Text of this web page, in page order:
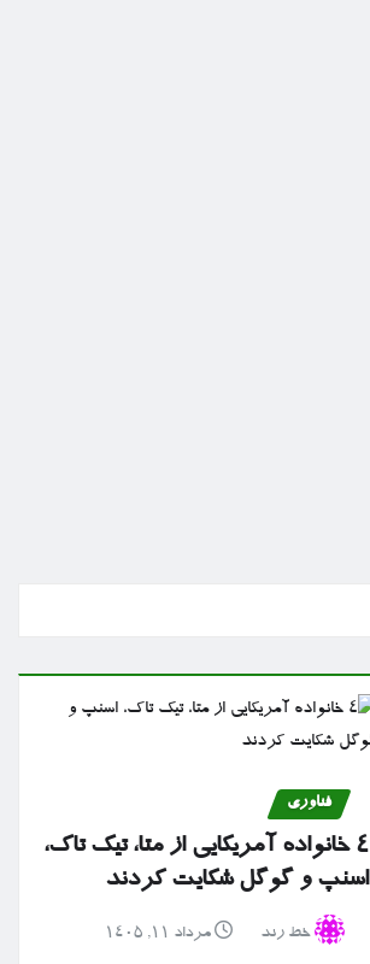
فناوری
۴ خانواده آمریکایی از متا، تیک تاک،
اسنپ و گوگل شکایت کردند
خط رند مرداد ۱۱, ۱۴۰۵